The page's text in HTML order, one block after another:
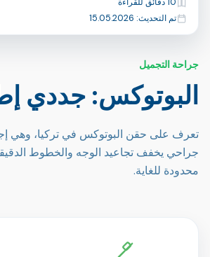
جراحة التجميل
البوتوكس: جددي
تعرف على حقن البوتوكس في تركيا، وهي
جراحي يخفف تجاعيد الوجه والخطوط
محدودة للغاية.
آخر تحديث
تم التحديث: 15.05.2026